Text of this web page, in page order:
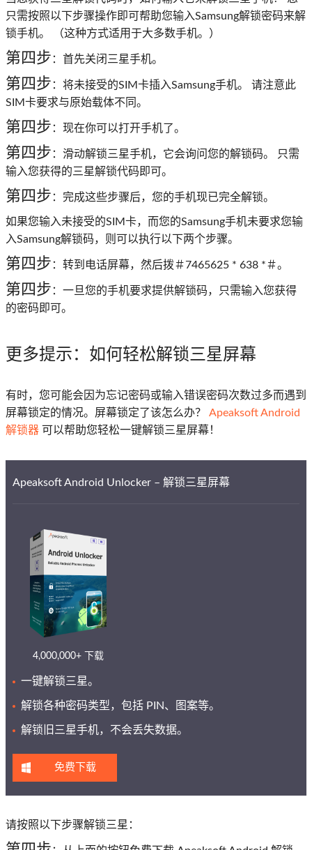
只需按照以下步骤操作即可帮助您输入Samsung解锁密码来解
锁手机。 （这种方式适用于大多数手机。）
第四步 ：首先关闭三星手机。
第四步 ：将未接受的SIM卡插入Samsung手机。 请注意此
SIM卡要求与原始载体不同。
第四步 ：现在你可以打开手机了。
第四步 ：滑动解锁三星手机，它会询问您的解锁码。 只需
输入您获得的三星解锁代码即可。
第四步 ：完成这些步骤后，您的手机现已完全解锁。
如果您输入未接受的SIM卡，而您的Samsung手机未要求您输
入Samsung解锁码，则可以执行以下两个步骤。
第四步 ：转到电话屏幕，然后拨＃7465625 * 638 *＃。
第四步 ：一旦您的手机要求提供解锁码，只需输入您获得
的密码即可。
更多提示 ：如何轻松解锁三星屏幕
有时，您可能会因为忘记密码或输入错误密码次数过多而遇到
屏幕锁定的情况。屏幕锁定了该怎么办？ Apeaksoft Android
解锁器 可以帮助您轻松一键解锁三星屏幕！
Apeaksoft Android Unlocker – 解锁三星屏幕
4,000,000+ 下载
一键解锁三星。
解锁各种密码类型，包括 PIN、图案等。
解锁旧三星手机，不会丢失数据。
免费下载
请按照以下步骤解锁三星：